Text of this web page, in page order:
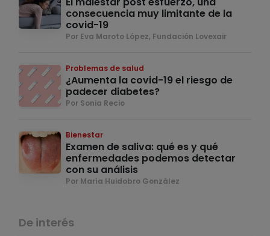
consecuencia muy limitante de la
covid-19
Por Eva Maroto López, Fundación Lovexair
Problemas de salud
¿Aumenta la covid-19 el riesgo de
padecer diabetes?
Por Sonia Recio
Bienestar
Examen de saliva: qué es y qué
enfermedades podemos detectar
con su análisis
Por María Huidobro González
De interés